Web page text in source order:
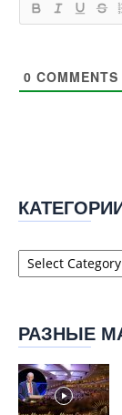
0 COMMENTS
Категории
сайта
РАЗНЫЕ